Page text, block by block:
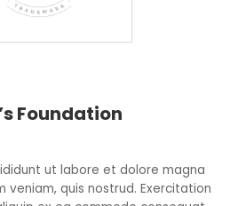
Foundation
ut labore et dolore magna
veniam, quis nostrud. Exercitation